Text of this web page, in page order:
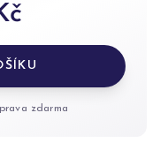
zdarma